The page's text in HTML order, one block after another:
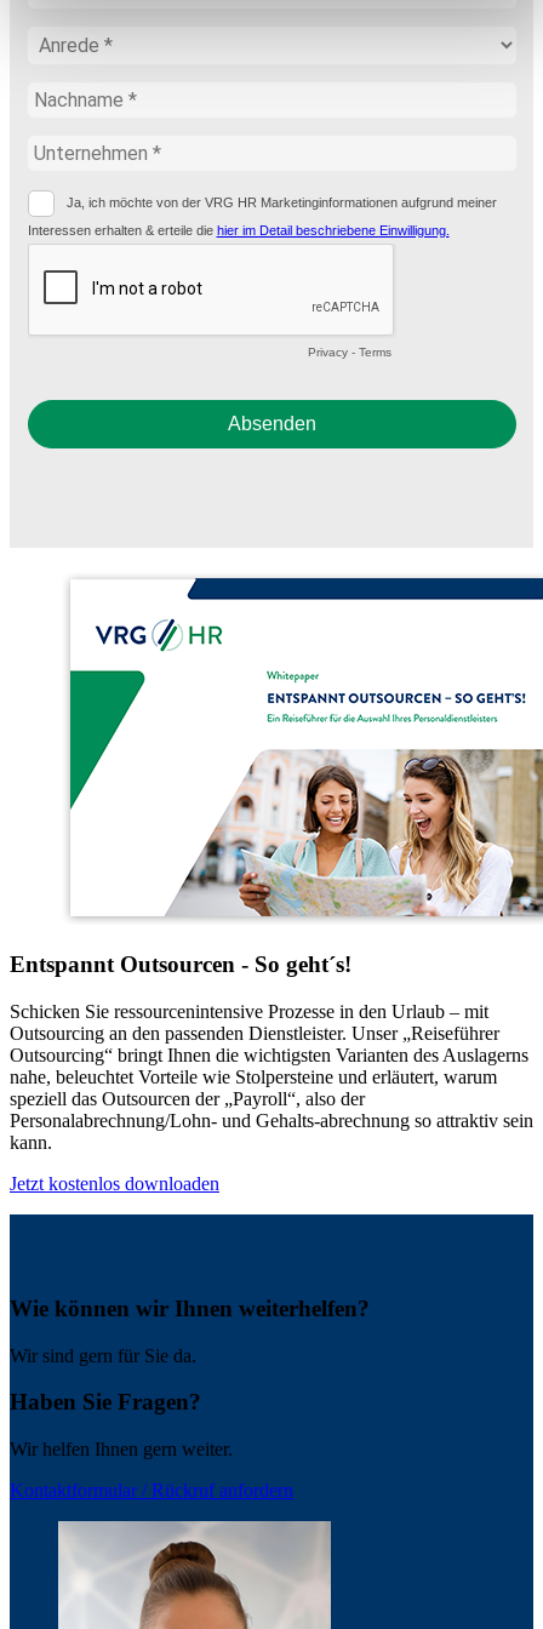
Entspannt Outsourcen - So geht´s!
Schicken Sie ressourcenintensive Prozesse in den Urlaub – mit
Outsourcing an den passenden Dienstleister. Unser „Reiseführer
Outsourcing“ bringt Ihnen die wichtigsten Varianten des Auslagerns
nahe, beleuchtet Vorteile wie Stolpersteine und erläutert, warum
speziell das Outsourcen der „Payroll“, also der
Personalabrechnung/Lohn- und Gehalts-abrechnung so attraktiv sein
kann.
Jetzt kostenlos downloaden
Wie können wir Ihnen weiterhelfen?
Wir sind gern für Sie da.
Haben Sie Fragen?
Wir helfen Ihnen gern weiter.
Kontaktformular / Rückruf anfordern